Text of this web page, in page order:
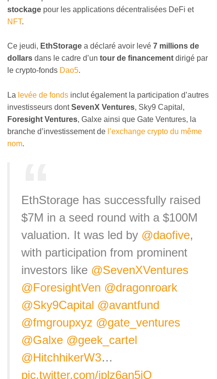
stockage pour les applications décentralisées DeFi et
NFT.
Ce jeudi, EthStorage a déclaré avoir levé 7 millions de
dollars dans le cadre d’un tour de financement dirigé par
le crypto-fonds Dao5.
La levée de fonds inclut également la participation d’autres
investisseurs dontSevenX Ventures, Sky9 Capital,
Foresight Ventures, Galxe ainsi que Gate Ventures, la
branche d’investissement de l’exchange crypto du même
nom.
EthStorage has successfully raised
$7M in a seed round with a $100M
valuation. It was led by @daofive,
with participation from prominent
investors like @SevenXVentures
@ForesightVen @dragonroark
@Sky9Capital @avantfund
@fmgroupxyz @gate_ventures
@Galxe @geek_cartel
@HitchhikerW3…
pic.twitter.com/jplz6an5iQ